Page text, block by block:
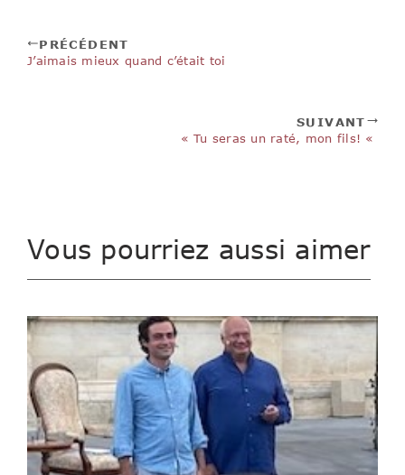
PRÉCÉDENT
J’aimais mieux quand c’était toi
SUIVANT
« Tu seras un raté, mon fils! «
Vous pourriez aussi aimer